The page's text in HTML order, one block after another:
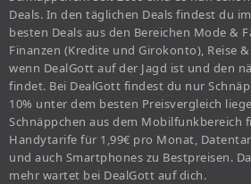
Deals. In den täglichen Deals findest du
besten Deals aus den Bereichen Mode &
Finanzen (Kredite und Girokonto), Reise
wenn DealGott auf der Jagd ist und den
findet. Bei DealGott findest du nur
10% unter dem besten Preisvergleich
Schnäppchen aus dem Mobilfunkbereich
Handytarife für 1,99€ pro Monat,
und auch Smartphones zu Bestpreisen.
mehr wartet bei DealGott auf dich.